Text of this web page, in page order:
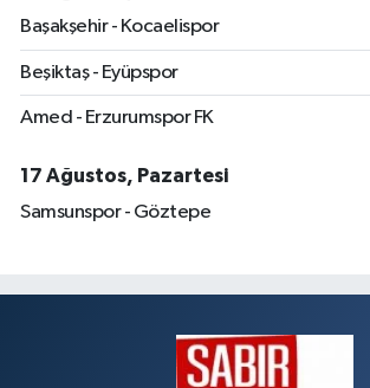
Başakşehir - Kocaelispor
Beşiktaş - Eyüpspor
Amed - Erzurumspor FK
17 Ağustos, Pazartesi
Samsunspor - Göztepe